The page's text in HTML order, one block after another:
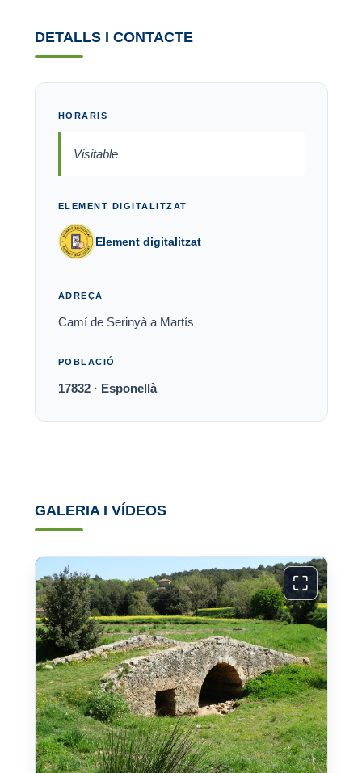
DETALLS I CONTACTE
HORARIS
Visitable
ELEMENT DIGITALITZAT
Element digitalitzat
ADREÇA
Camí de Serinyà a Martís
POBLACIÓ
17832 · Esponellà
GALERIA I VÍDEOS
⛶